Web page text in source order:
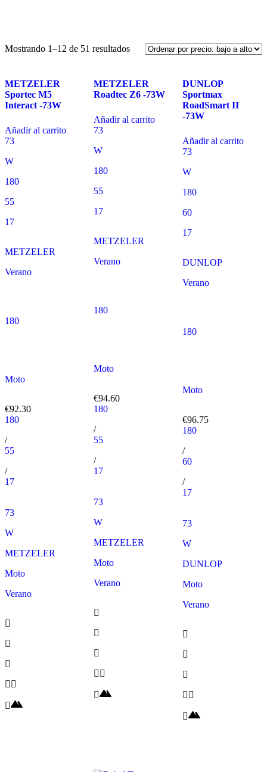
Mostrando 1–12 de 51 resultados
METZELER
Sportec M5
Interact -73W
Añadir al carrito
73
W
180
55
17
METZELER
Verano
180
Moto
€92.30
180
/
55
/
17
73
W
METZELER
Moto
Verano
METZELER
Roadtec Z6 -73W
Añadir al carrito
73
W
180
55
17
METZELER
Verano
180
Moto
€94.60
180
/
55
/
17
73
W
METZELER
Moto
Verano
DUNLOP
Sportmax
RoadSmart II
-73W
Añadir al carrito
73
W
180
60
17
DUNLOP
Verano
180
Moto
€96.75
180
/
60
/
17
73
W
DUNLOP
Moto
Verano